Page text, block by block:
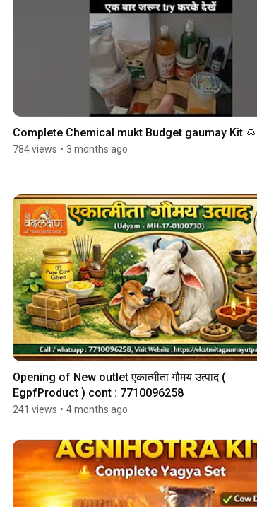
Complete Chemical mukt Budget gaumay Kit 🙏
784 views • 3 months ago
Opening of New outlet एकात्मीता गौमय उत्पाद (
EgpfProduct ) cont : 7710096258
241 views • 4 months ago